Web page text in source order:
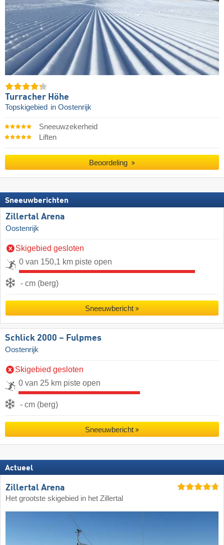
Turracher Höhe
Topskigebied in Oostenrijk
Sneeuwzekerheid
Liften
Beoordeling
Sneeuwberichten
Zillertal Arena
Oostenrijk
Skigebied gesloten
0 van 150,1 km piste open
- cm (berg)
Sneeuwbericht
Schlick 2000 – Fulpmes
Oostenrijk
Skigebied gesloten
0 van 25 km piste open
- cm (berg)
Sneeuwbericht
Actueel
Zillertal Arena
Het grootste skigebied in het Zillertal